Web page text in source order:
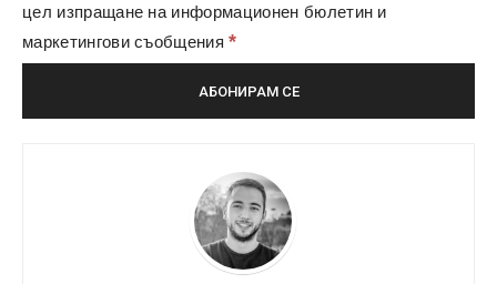
цел изпращане на информационен бюлетин и
маркетингови съобщения*